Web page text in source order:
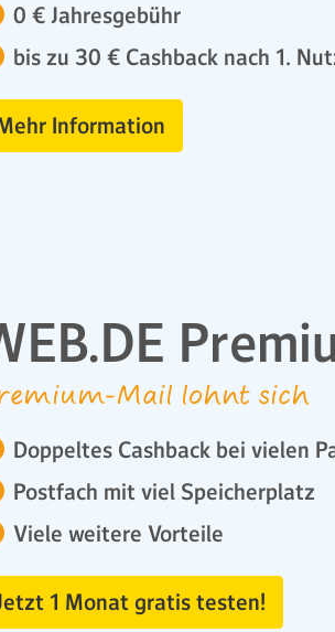
0 € Jahresgebühr
bis zu 30 € Cashback nach 1.
Information
Mail lohnt sich
Doppeltes Cashback bei vielen
Postfach mit viel Speicherplatz
Viele weitere Vorteile
1 Monat gratis testen!